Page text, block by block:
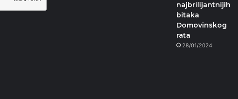
najbrilijantnijih
bitaka
Domovinskog
rata
28/01/2024